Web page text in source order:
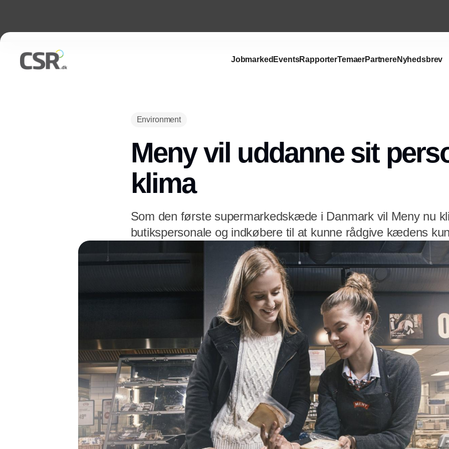
Jobmarked EventsRapporterTemaerPartnereNyhedsbrev
Environment
Meny vil uddanne sit
klima
Som den første supermarkedskæde i Danmark vil Meny nu
butikspersonale og indkøbere til at kunne rådgive kædens